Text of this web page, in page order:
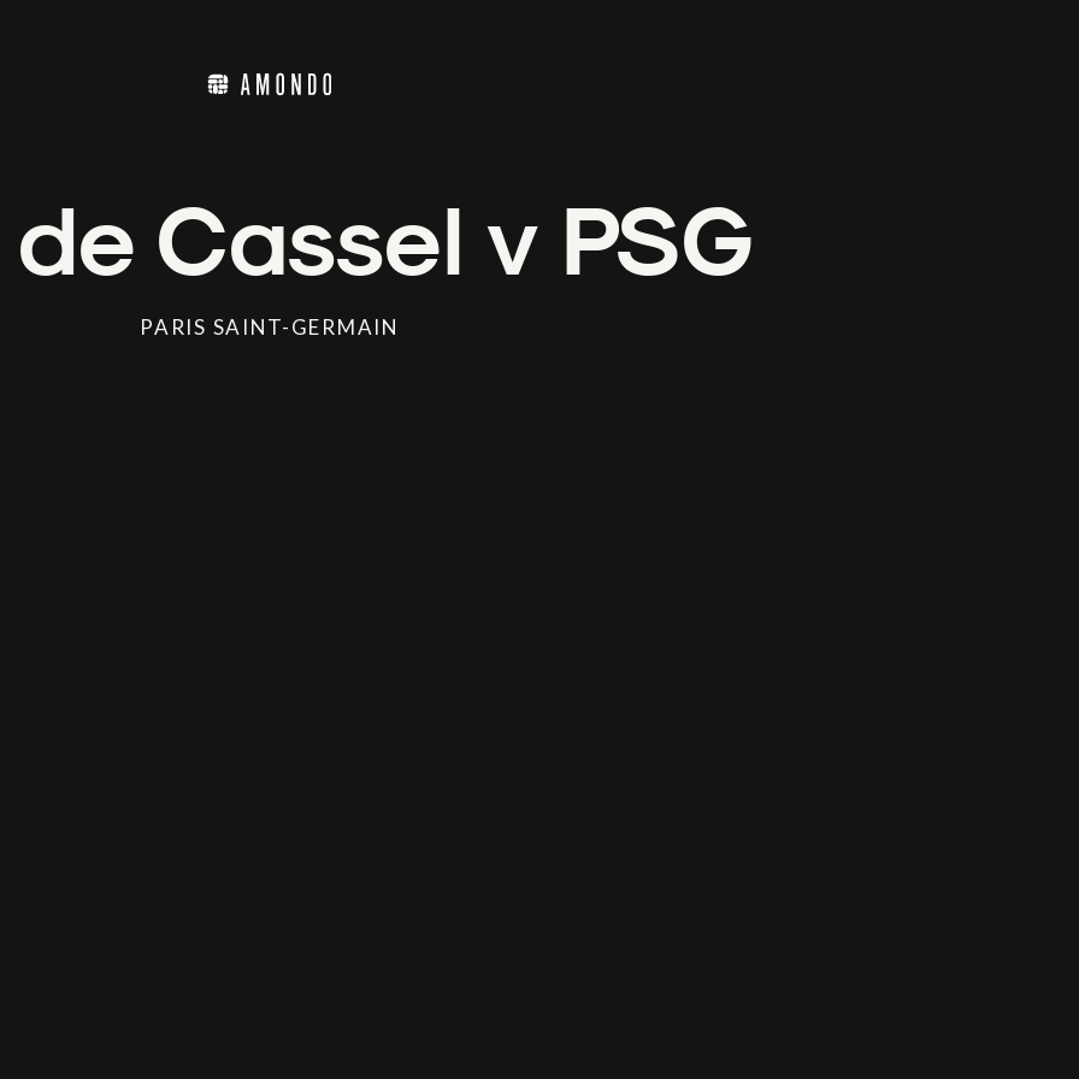
Cassel v PSG
PARIS SAINT-GERMAIN